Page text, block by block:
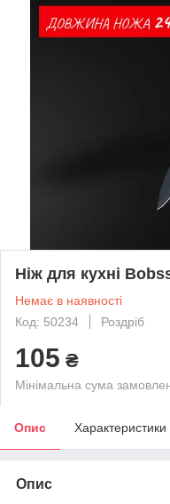
Ніж для кухні
Немає в наявності
Код: 50234
Роздріб
105 ₴
Мінімальна сума
Опис Характеристики
Опис